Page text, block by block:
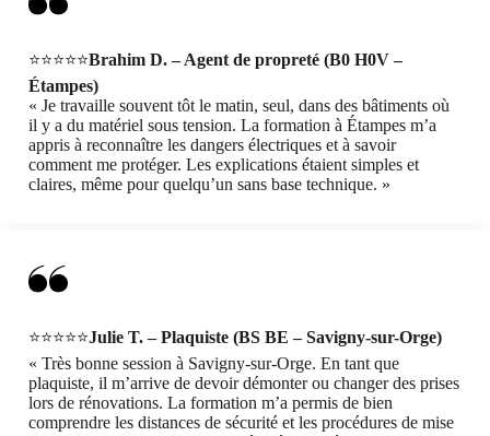
⭐⭐⭐⭐⭐Brahim D. – Agent de propreté (B0 H0V –
Étampes)
« Je travaille souvent tôt le matin, seul, dans des bâtiments où
il y a du matériel sous tension. La formation à Étampes m’a
appris à reconnaître les dangers électriques et à savoir
comment me protéger. Les explications étaient simples et
claires, même pour quelqu’un sans base technique. »
⭐⭐⭐⭐⭐Julie T. – Plaquiste (BS BE – Savigny-sur-Orge)
« Très bonne session à Savigny-sur-Orge. En tant que
plaquiste, il m’arrive de devoir démonter ou changer des prises
lors de rénovations. La formation m’a permis de bien
comprendre les distances de sécurité et les procédures de mise